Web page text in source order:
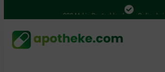
4.000 Mal in Deutschland Online bei Ihrer